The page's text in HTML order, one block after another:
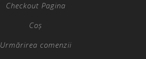
Checkout Pagina
Coș
Urmărirea comenzii